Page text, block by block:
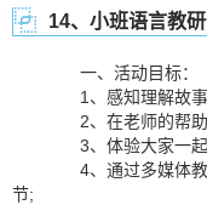
14、小班语言教
一、活动目标：
1、感知理解故事
2、在老师的帮助
3、体验大家一起
4、通过多媒体教
节;